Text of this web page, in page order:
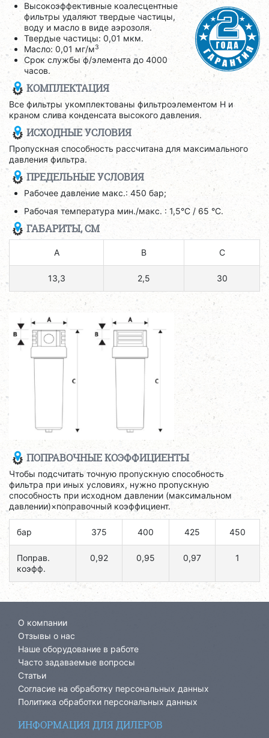
Высокоэффективные коалесцентные
фильтры удаляют твердые частицы,
воду и масло в виде аэрозоля.
Твердые частицы: 0,01 мкм.
Масло: 0,01 мг/м3
Срок службы ф/элемента до 4000
часов.
КОМПЛЕКТАЦИЯ
Все фильтры укомплектованы фильтроэлементом H и
краном слива конденсата высокого давления.
ИСХОДНЫЕ УСЛОВИЯ
Пропускная способность рассчитана для максимального
давления фильтра.
ПРЕДЕЛЬНЫЕ УСЛОВИЯ
Рабочее давление макс.: 450 бар;
Рабочая температура мин./макс. : 1,5°C / 65 °C.
ГАБАРИТЫ, СМ
A B C
13,3 2,5 30
ПОПРАВОЧНЫЕ КОЭФФИЦИЕНТЫ
Чтобы подсчитать точную пропускную способность
фильтра при иных условиях, нужно пропускную
способность при исходном давлении (максимальном
давлении)×поправочный коэффициент.
бар 375 400 425 450
Поправ.
коэфф.
0,92 0,95 0,97 1
О компании
Отзывы о нас
Наше оборудование в работе
Часто задаваемые вопросы
Статьи
Согласие на обработку персональных данных
Политика обработки персональных данных
ИНФОРМАЦИЯ ДЛЯ ДИЛЕРОВ